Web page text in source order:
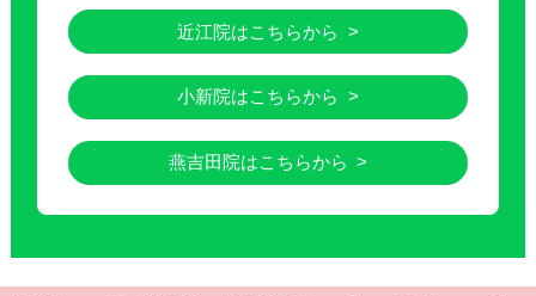
近江院はこちらから
小新院はこちらから
燕吉田院はこちらから